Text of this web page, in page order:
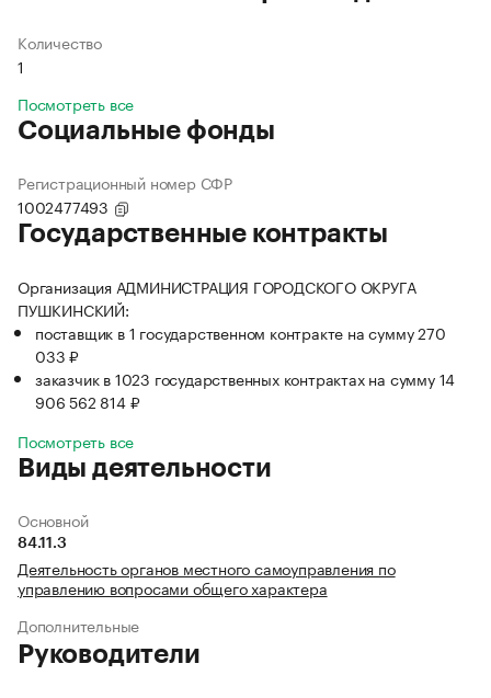
Количество
1
Посмотреть все
Социальные фонды
Регистрационный номер СФР
1002477493
Государственные контракты
Организация АДМИНИСТРАЦИЯ ГОРОДСКОГО ОКРУГА
ПУШКИНСКИЙ:
поставщик в 1 государственном контракте на сумму 270
033 ₽
заказчик в 1023 государственных контрактах на сумму 14
906 562 814 ₽
Посмотреть все
Виды деятельности
Основной
84.11.3
Деятельность органов местного самоуправления по
управлению вопросами общего характера
Дополнительные
Руководители